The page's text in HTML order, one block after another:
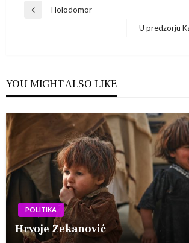
Navigacija
Previous
Holodomor
Next
U predzorju
YOU MIGHT ALSO LIKE
POLITIKA
Hrvoje Zekanović